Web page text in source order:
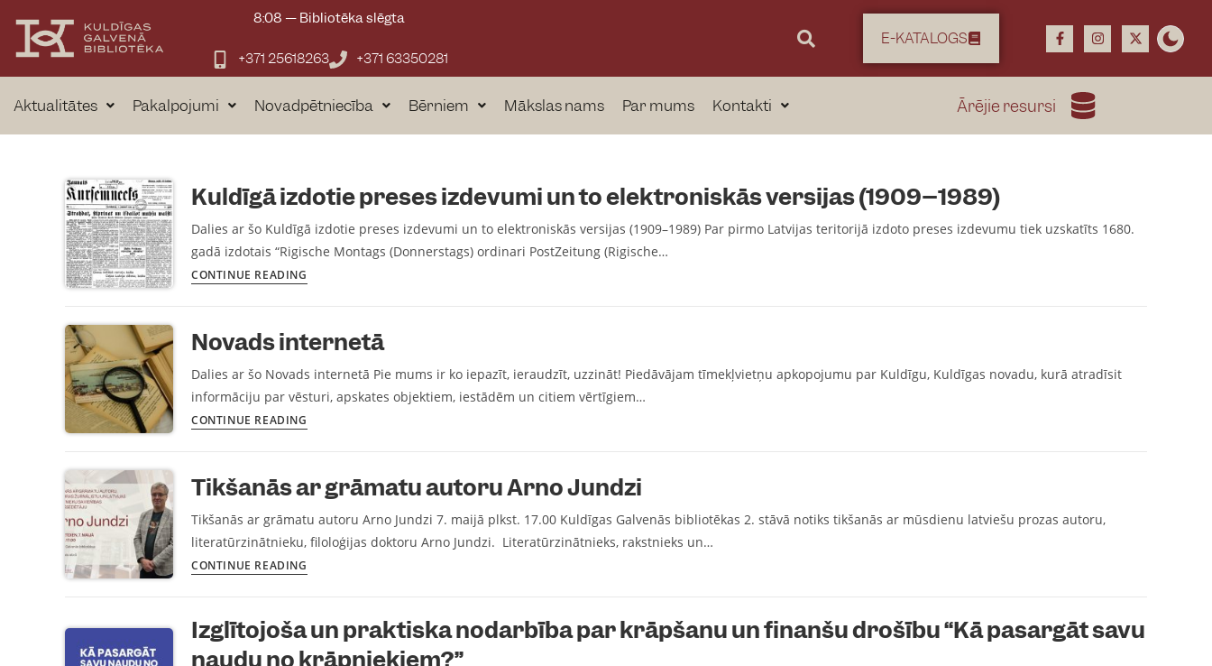
8:08 — Bibliotēka slēgta
+371 25618263 +371 63350281
E-KATALOGS
Aktualitātes Pakalpojumi Novadpētniecība Bērniem Mākslas nams Par mums Kontakti Ārējie resursi
Kuldīgā izdotie preses izdevumi un to elektroniskās versijas (1909–1989)
Dalies ar šo Kuldīgā izdotie preses izdevumi un to elektroniskās versijas (1909–1989) Par pirmo Latvijas teritorijā izdoto preses izdevumu tiek uzskatīts 1680.
gadā izdotais “Rigische Montags (Donnerstags) ordinari PostZeitung (Rigische…
CONTINUE READING
Novads internetā
Dalies ar šo Novads internetā Pie mums ir ko iepazīt, ieraudzīt, uzzināt! Piedāvājam tīmekļvietņu apkopojumu par Kuldīgu, Kuldīgas novadu, kurā atradīsit
informāciju par vēsturi, apskates objektiem, iestādēm un citiem vērtīgiem…
CONTINUE READING
Tikšanās ar grāmatu autoru Arno Jundzi
Tikšanās ar grāmatu autoru Arno Jundzi 7. maijā plkst. 17.00 Kuldīgas Galvenās bibliotēkas 2. stāvā notiks tikšanās ar mūsdienu latviešu prozas autoru,
literatūrzinātnieku, filoloģijas doktoru Arno Jundzi. Literatūrzinātnieks, rakstnieks un…
CONTINUE READING
Izglītojoša un praktiska nodarbība par krāpšanu un finanšu drošību “Kā pasargāt savu
naudu no krāpniekiem?”